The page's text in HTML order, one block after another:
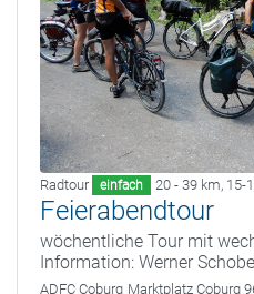
Radtour einfach 20 - 39 km, 15-
Feierabendtour
wöchentliche Tour mit
Information: Werner
ADFC Coburg Marktplatz Coburg